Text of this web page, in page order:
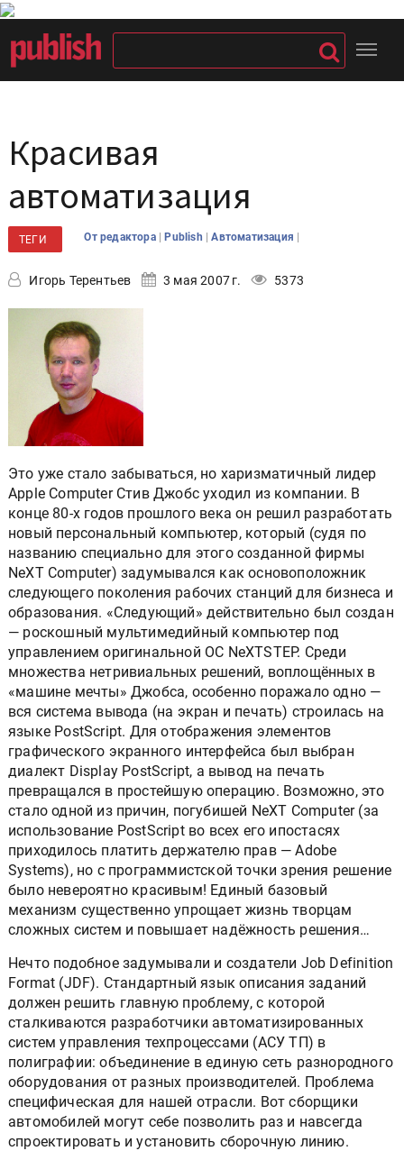
Красивая
автоматизация
ТЕГИ От редактора |Publish |Автоматизация |
Игорь Терентьев 3 мая 2007 г. 5373
Это уже стало забываться, но харизматичный лидер
Apple Computer Стив Джобс уходил из компании. В
конце 80-х годов прошлого века он решил разработать
новый персональный компьютер, который (судя по
названию специально для этого созданной фирмы
NeXT Computer) задумывался как основоположник
следующего поколения рабочих станций для бизнеса и
образования. «Следующий» действительно был создан
— роскошный мультимедийный компьютер под
управлением оригинальной ОС NeXTSTEP. Среди
множества нетривиальных решений, воплощённых в
«машине мечты» Джобса, особенно поражало одно —
вся система вывода (на экран и печать) строилась на
языке PostScript. Для отображения элементов
графического экранного интерфейса был выбран
диалект Display PostScript, а вывод на печать
превращался в простейшую операцию. Возможно, это
стало одной из причин, погубишей NeXT Computer (за
использование PostScript во всех его ипостасях
приходилось платить держателю прав — Adobe
Systems), но с программистской точки зрения решение
было невероятно красивым! Единый базовый
механизм существенно упрощает жизнь творцам
сложных систем и повышает надёжность решения…
Нечто подобное задумывали и создатели Job Definition
Format (JDF). Стандартный язык описания заданий
должен решить главную проблему, с которой
сталкиваются разработчики автоматизированных
систем управления техпроцессами (АСУ ТП) в
полиграфии: объединение в единую сеть разнородного
оборудования от разных производителей. Проблема
специфическая для нашей отрасли. Вот сборщики
автомобилей могут себе позволить раз и навсегда
спроектировать и установить сборочную линию.